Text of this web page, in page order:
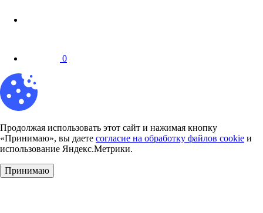
0
Продолжая использовать этот сайт и нажимая кнопку
«Принимаю», вы даете согласие на обработку файлов cookie и
использование Яндекс.Метрики.
Принимаю